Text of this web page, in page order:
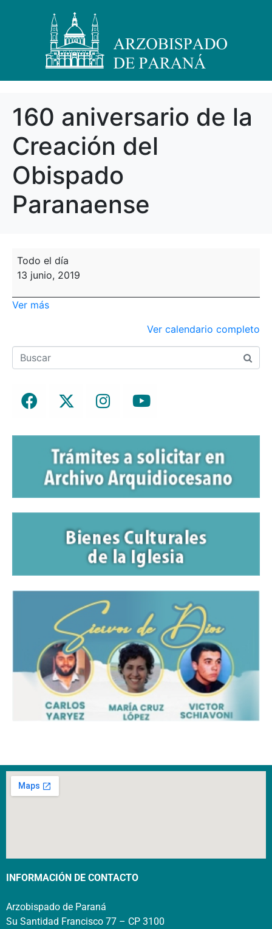
160 aniversario de la
Creación del
Obispado
Paranaense
Todo el día
13 junio, 2019
Ver más
Ver calendario completo
INFORMACIÓN DE CONTACTO
Arzobispado de Paraná
Su Santidad Francisco 77 – CP 3100